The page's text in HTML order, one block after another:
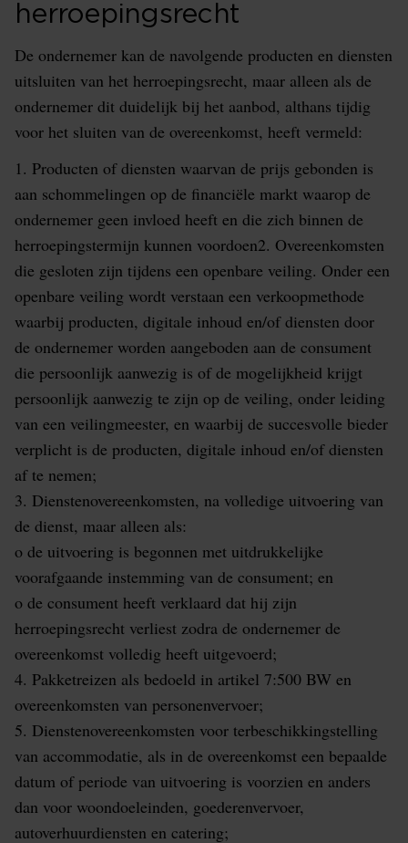
herroepingsrecht
De ondernemer kan de navolgende producten en diensten
uitsluiten van het herroepingsrecht, maar alleen als de
ondernemer dit duidelijk bij het aanbod, althans tijdig
voor het sluiten van de overeenkomst, heeft vermeld:
1. Producten of diensten waarvan de prijs gebonden is
aan schommelingen op de financiële markt waarop de
ondernemer geen invloed heeft en die zich binnen de
herroepingstermijn kunnen voordoen2. Overeenkomsten
die gesloten zijn tijdens een openbare veiling. Onder een
openbare veiling wordt verstaan een verkoopmethode
waarbij producten, digitale inhoud en/of diensten door
de ondernemer worden aangeboden aan de consument
die persoonlijk aanwezig is of de mogelijkheid krijgt
persoonlijk aanwezig te zijn op de veiling, onder leiding
van een veilingmeester, en waarbij de succesvolle bieder
verplicht is de producten, digitale inhoud en/of diensten
af te nemen;
3. Dienstenovereenkomsten, na volledige uitvoering van
de dienst, maar alleen als:
o de uitvoering is begonnen met uitdrukkelijke
voorafgaande instemming van de consument; en
o de consument heeft verklaard dat hij zijn
herroepingsrecht verliest zodra de ondernemer de
overeenkomst volledig heeft uitgevoerd;
4. Pakketreizen als bedoeld in artikel 7:500 BW en
overeenkomsten van personenvervoer;
5. Dienstenovereenkomsten voor terbeschikkingstelling
van accommodatie, als in de overeenkomst een bepaalde
datum of periode van uitvoering is voorzien en anders
dan voor woondoeleinden, goederenvervoer,
autoverhuurdiensten en catering;